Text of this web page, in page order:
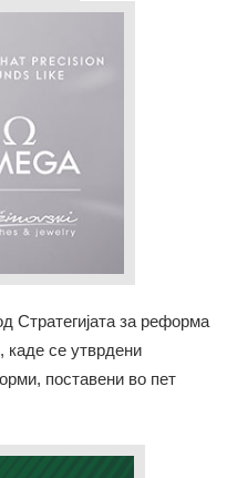
Стратегијата за реформа
каде се утврдени
поставени во пет